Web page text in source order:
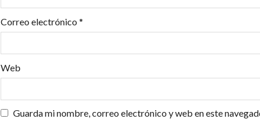
t
r
a
a
Correo electrónico*
Web
Guarda mi nombre, correo electrónico y web en este